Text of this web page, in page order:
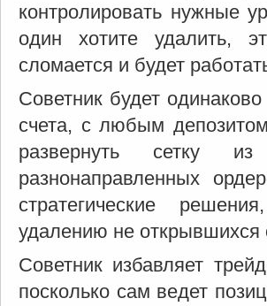
контролировать нужные
один хотите удалить,
сломается и будет
Советник будет
счета, с любым
развернуть сетку
разнонаправленных
стратегические
удалению не открывшихся
Советник избавляет
посколько сам ведет